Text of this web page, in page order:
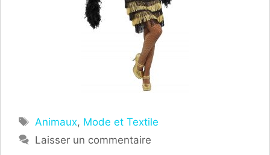
Étiquettes
Animaux, Mode et Textile
Laisser un commentaire